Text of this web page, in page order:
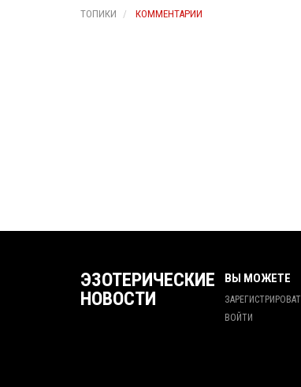
ТОПИКИ КОММЕНТАРИИ
ЭЗОТЕРИЧЕСКИЕ
НОВОСТИ
ВЫ МОЖЕТЕ
ВОЙТИ